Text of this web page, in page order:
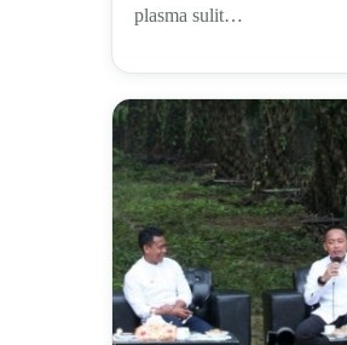
plasma sulit…